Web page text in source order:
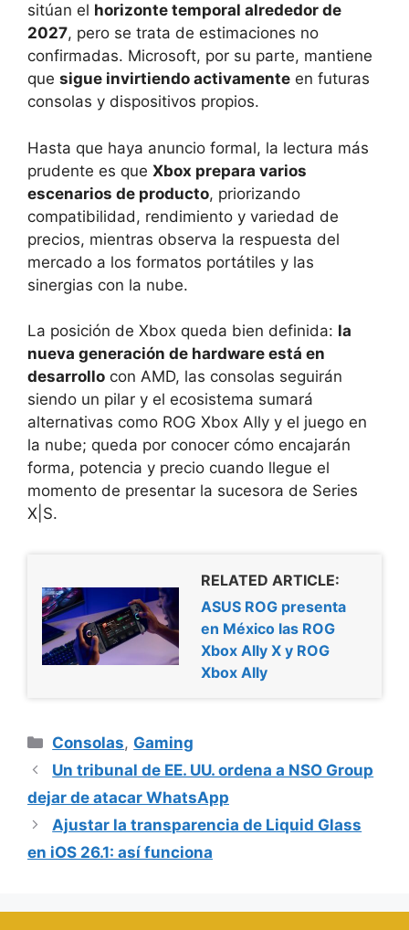
sitúan el horizonte temporal alrededor de
2027, pero se trata de estimaciones no
confirmadas. Microsoft, por su parte, mantiene
que sigue invirtiendo activamente en futuras
consolas y dispositivos propios.
Hasta que haya anuncio formal, la lectura más
prudente es que Xbox prepara varios
escenarios de producto, priorizando
compatibilidad, rendimiento y variedad de
precios, mientras observa la respuesta del
mercado a los formatos portátiles y las
sinergias con la nube.
La posición de Xbox queda bien definida: la
nueva generación de hardware está en
desarrollo con AMD, las consolas seguirán
siendo un pilar y el ecosistema sumará
alternativas como ROG Xbox Ally y el juego en
la nube; queda por conocer cómo encajarán
forma, potencia y precio cuando llegue el
momento de presentar la sucesora de Series
X|S.
RELATED ARTICLE:
ASUS ROG presenta
en México las ROG
Xbox Ally X y ROG
Xbox Ally
Categorías
Consolas, Gaming
Un tribunal de EE. UU. ordena a NSO Group
dejar de atacar WhatsApp
Ajustar la transparencia de Liquid Glass
en iOS 26.1: así funciona